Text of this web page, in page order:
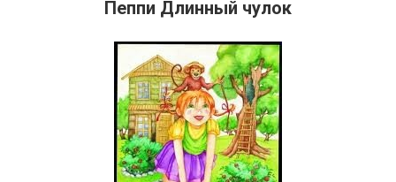
Пеппи Длинный чулок